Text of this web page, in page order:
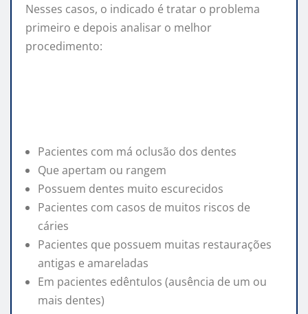
Nesses casos, o indicado é tratar o problema
primeiro e depois analisar o melhor
procedimento:
Pacientes com má oclusão dos dentes
Que apertam ou rangem
Possuem dentes muito escurecidos
Pacientes com casos de muitos riscos de
cáries
Pacientes que possuem muitas restaurações
antigas e amareladas
Em pacientes edêntulos (ausência de um ou
mais dentes)